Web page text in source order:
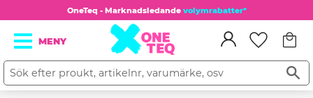
Meny
OneTeq - Marknadsledande volymrabatter*